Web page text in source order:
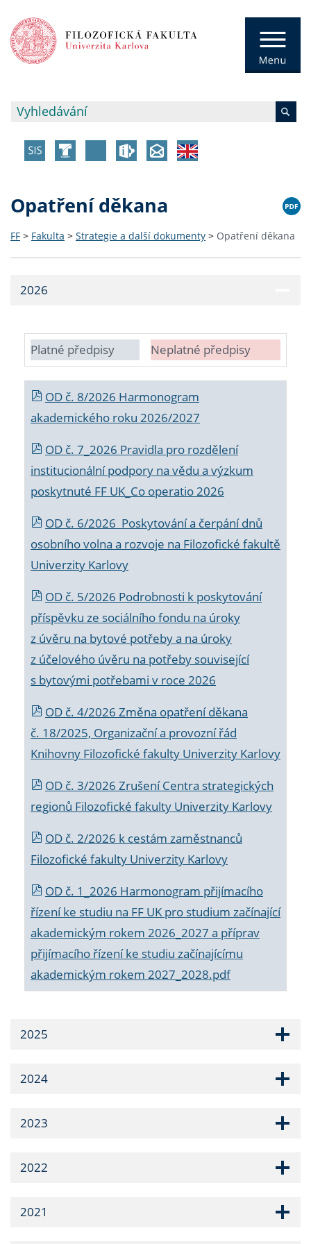
Opatření děkana
FF > Fakulta > Strategie a další dokumenty > Opatření děkana
2026
Platné předpisy Neplatné předpisy
OD č. 8/2026 Harmonogram
akademického roku 2026/2027
OD č. 7_2026 Pravidla pro rozdělení
institucionální podpory na vědu a výzkum
poskytnuté FF UK_Co operatio 2026
OD č. 6/2026 Poskytování a čerpání dnů
osobního volna a rozvoje na Filozofické fakultě
Univerzity Karlovy
OD č. 5/2026 Podrobnosti k poskytování
příspěvku ze sociálního fondu na úroky
z úvěru na bytové potřeby a na úroky
z účelového úvěru na potřeby související
s bytovými potřebami v roce 2026
OD č. 4/2026 Změna opatření děkana
č. 18/2025, Organizační a provozní řád
Knihovny Filozofické fakulty Univerzity Karlovy
OD č. 3/2026 Zrušení Centra strategických
regionů Filozofické fakulty Univerzity Karlovy
OD č. 2/2026 k cestám zaměstnanců
Filozofické fakulty Univerzity Karlovy
OD č. 1_2026 Harmonogram přijímacího
řízení ke studiu na FF UK pro studium začínající
akademickým rokem 2026_2027 a příprav
přijímacího řízení ke studiu začínajícímu
akademickým rokem 2027_2028.pdf
2025
2024
2023
2022
2021